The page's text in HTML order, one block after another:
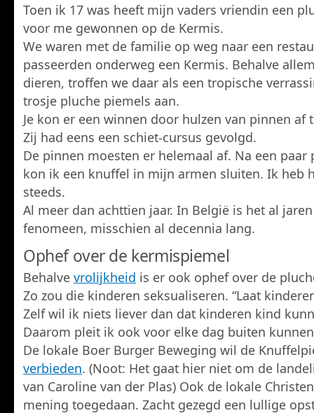
Toen ik 17 was heeft mijn vaders vriendin een
voor me gewonnen op de Kermis.
We waren met de familie op weg naar een
passeerden onderweg een Kermis. Behalve
dieren, troffen we daar als een tropische
trosje pluche piemels aan.
Je kon er een winnen door hulzen van pinnen af
Zij had eens een schiet-cursus gevolgd.
De pinnen moesten er helemaal af. Na een paar
kon ik een knuffel in mijn armen sluiten. Ik heb
steeds.
Al meer dan achttien jaar. In België is het al
fenomeen, misschien al decennia lang.
Ophef over de kermispiemel
Behalve vrolijkheid is er ook ophef over de
Zo zou die kinderen seksualiseren. “Laat
Zelf wil ik niets liever dan dat kinderen kind
Daarom pleit ik ook voor elke dag buiten
De lokale Boer Burger Beweging wil de
verbieden. (Noot: Het gaat hier niet om de
van Caroline van der Plas) Ook de lokale
mening toegedaan. Zacht gezegd een lullige